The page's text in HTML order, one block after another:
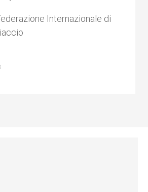
Internazionale di